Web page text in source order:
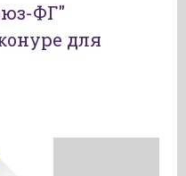
ФГ"
для